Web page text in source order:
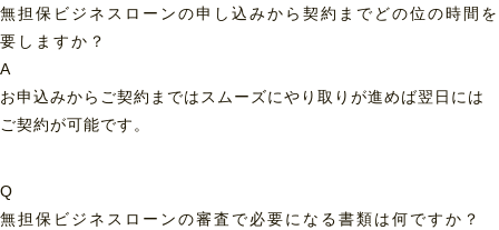
無担保ビジネスローンの申し込みから契約までどの位の時間を
要しますか？
A
お申込みからご契約まではスムーズにやり取りが進めば翌日には
ご契約が可能です。
Q
無担保ビジネスローンの審査で必要になる書類は何ですか？